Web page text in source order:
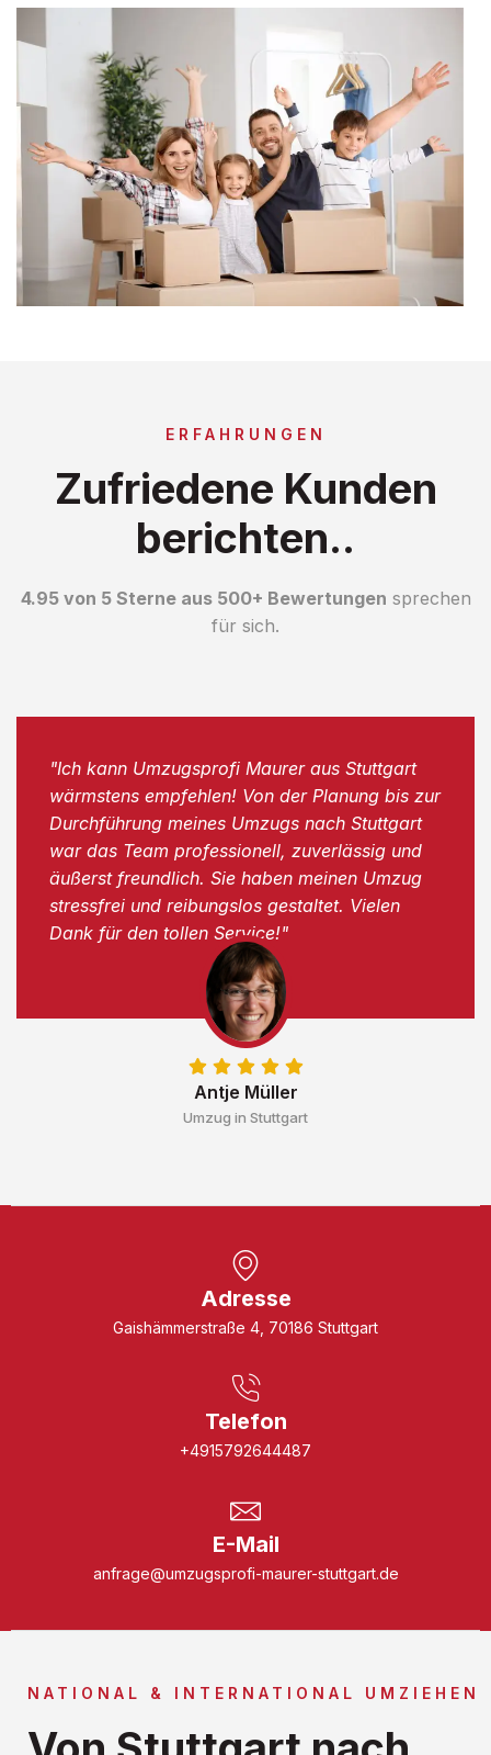
ERFAHRUNGEN
Zufriedene Kunden
berichten..
4.95 von 5 Sterne aus 500+ Bewertungen sprechen
für sich.
Antje Müller
Umzug in Stuttgart
"Ich kann Umzugsprofi Maurer aus Stuttgart
wärmstens empfehlen! Von der Planung bis zur
Durchführung meines Umzugs nach Stuttgart
war das Team professionell, zuverlässig und
äußerst freundlich. Sie haben meinen Umzug
stressfrei und reibungslos gestaltet. Vielen
Dank für den tollen Service!"
Adresse
Gaishämmerstraße 4, 70186 Stuttgart
Telefon
+4915792644487
E-Mail
anfrage@umzugsprofi-maurer-stuttgart.de
NATIONAL & INTERNATIONAL UMZIEHEN